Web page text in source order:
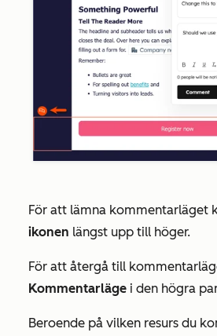
För att lämna kommentarläget
ikonen längst upp till höger.
För att återgå till
Kommentarläge i den högra
Beroende på vilken resurs du